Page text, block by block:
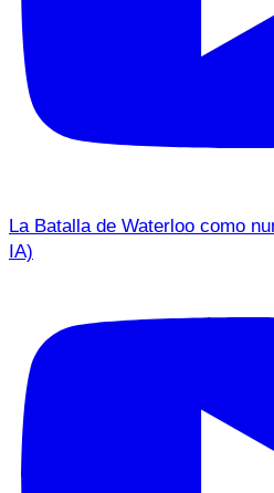
La Batalla de Waterloo como
IA)